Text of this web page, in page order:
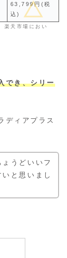
63,799円(税
込)
楽天市場におい
でき、シリー
ディアプラス
うどいいフ
と思いまし